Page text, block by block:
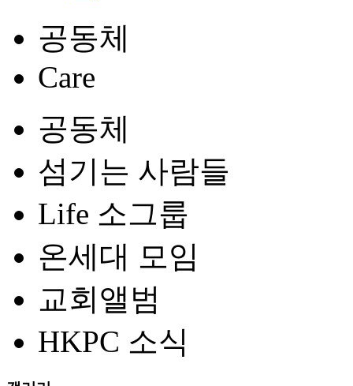
공동체
Care
공동체
섬기는 사람들
Life 소그룹
온세대 모임
교회앨범
HKPC 소식